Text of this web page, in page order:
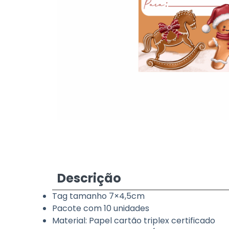
Descrição
Tag tamanho 7×4,5cm
Pacote com 10 unidades
Material: Papel cartão triplex certificado